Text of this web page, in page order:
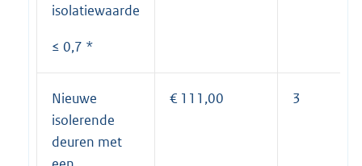
isolatiewaarde
≤ 0,7 *
Nieuwe
isolerende
deuren met
€ 111,00 3